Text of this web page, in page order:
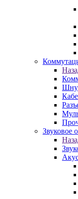
Звуковое